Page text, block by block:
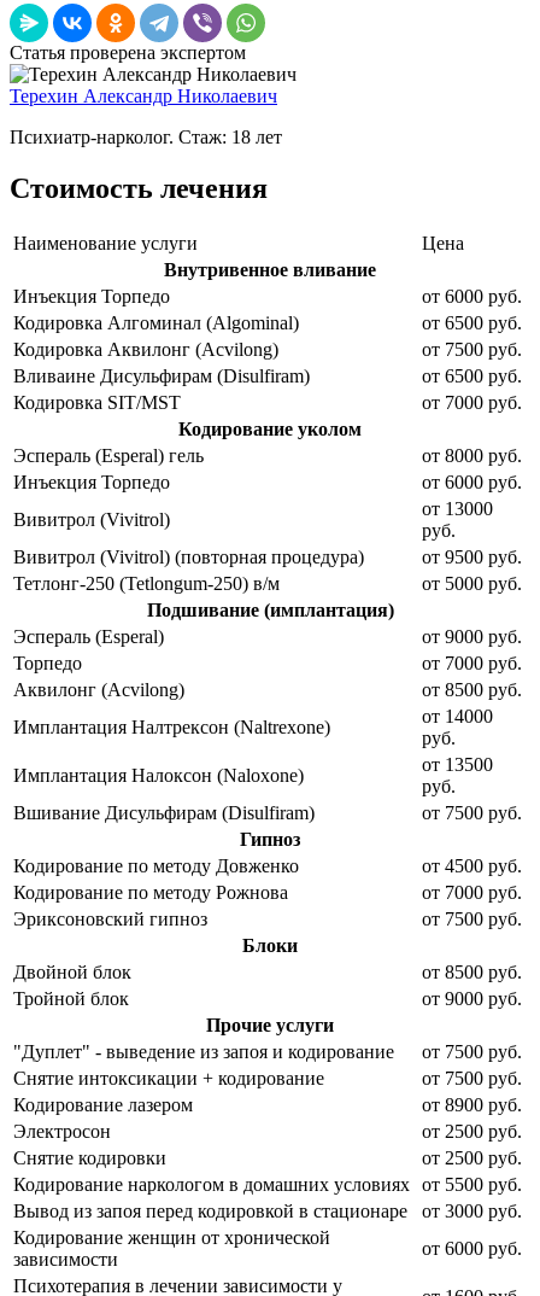
Статья проверена экспертом
Терехин Александр Николаевич
Психиатр-нарколог. Стаж: 18 лет
Стоимость лечения
Наименование услуги
Цена
Внутривенное вливание
Инъекция Торпедо
от 6000 руб.
Кодировка Алгоминал (Algominal)
от 6500 руб.
Кодировка Аквилонг (Acvilong)
от 7500 руб.
Вливаине Дисульфирам (Disulfiram)
от 6500 руб.
Кодировка SIT/MST
от 7000 руб.
Кодирование уколом
Эспераль (Esperal) гель
от 8000 руб.
Инъекция Торпедо
от 6000 руб.
Вивитрол (Vivitrol)
от 13000
руб.
Вивитрол (Vivitrol) (повторная процедура)
от 9500 руб.
Тетлонг-250 (Tetlongum-250) в/м
от 5000 руб.
Подшивание (имплантация)
Эспераль (Esperal)
от 9000 руб.
Торпедо
от 7000 руб.
Аквилонг (Acvilong)
от 8500 руб.
Имплантация Налтрексон (Naltrexone)
от 14000
руб.
Имплантация Налоксон (Naloxone)
от 13500
руб.
Вшивание Дисульфирам (Disulfiram)
от 7500 руб.
Гипноз
Кодирование по методу Довженко
от 4500 руб.
Кодирование по методу Рожнова
от 7000 руб.
Эриксоновский гипноз
от 7500 руб.
Блоки
Двойной блок
от 8500 руб.
Тройной блок
от 9000 руб.
Прочие услуги
"Дуплет" - выведение из запоя и кодирование
от 7500 руб.
Снятие интоксикации + кодирование
от 7500 руб.
Кодирование лазером
от 8900 руб.
Электросон
от 2500 руб.
Снятие кодировки
от 2500 руб.
Кодирование наркологом в домашних условиях от 5500 руб.
Вывод из запоя перед кодировкой в стационаре
от 3000 руб.
Кодирование женщин от хронической
зависимости
от 6000 руб.
Психотерапия в лечении зависимости у